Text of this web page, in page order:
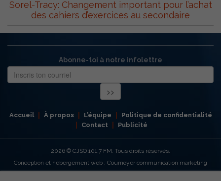
Sorel-Tracy: Changement important pour l’achat
des cahiers d’exercices au secondaire
Abonne-toi à notre infolettre
Accueil À propos L’équipe
Politique de confidentialité
Contact
Publicité
2026 © CJSO 101,7 FM. Tous droits réservés.
Conception et hébergement web : Cournoyer communication marketing